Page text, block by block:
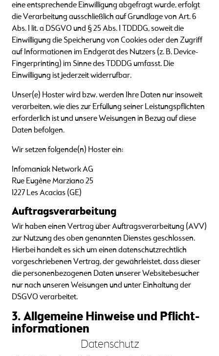
eine entsprechende Einwilligung abgefragt wurde, erfolgt
die Verarbeitung ausschließlich auf Grundlage von Art. 6
Abs. 1 lit. a DSGVO und § 25 Abs. 1 TDDDG, soweit die
Einwilligung die Speicherung von Cookies oder den Zugriff
auf Informationen im Endgerät des Nutzers (z. B. Device-
Fingerprinting) im Sinne des TDDDG umfasst. Die
Einwilligung ist jederzeit widerrufbar.
Unser(e) Hoster wird bzw. werden Ihre Daten nur insoweit
verarbeiten, wie dies zur Erfüllung seiner Leistungspflichten
erforderlich ist und unsere Weisungen in Bezug auf diese
Daten befolgen.
Wir setzen folgende(n) Hoster ein:
Infomaniak Network AG
Rue Eugène Marziano 25
1227 Les Acacias (GE)
Auftragsverarbeitung
Wir haben einen Vertrag über Auftragsverarbeitung (AVV)
zur Nutzung des oben genannten Dienstes geschlossen.
Hierbei handelt es sich um einen datenschutzrechtlich
vorgeschriebenen Vertrag, der gewährleistet, dass dieser
die personenbezogenen Daten unserer Websitebesucher
nur nach unseren Weisungen und unter Einhaltung der
DSGVO verarbeitet.
3. Allgemeine Hinweise und Pflicht­
informationen
Datenschutz